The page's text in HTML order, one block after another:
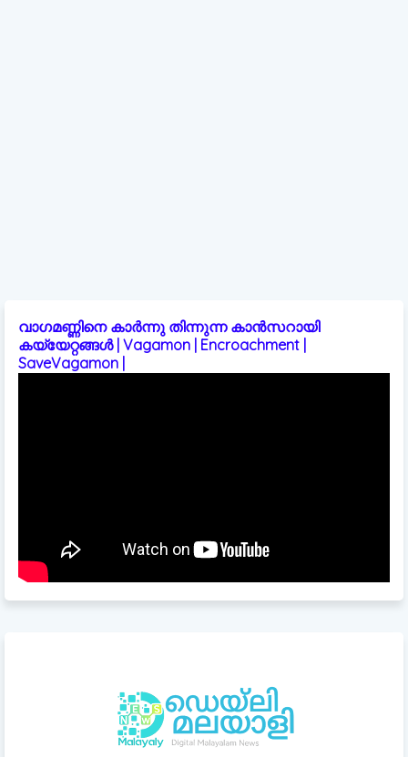
വാഗമണ്ണിനെ കാർന്നു തിന്നുന്ന കാൻസറായി
കയ്യേറ്റങ്ങൾ | Vagamon | Encroachment |
SaveVagamon |